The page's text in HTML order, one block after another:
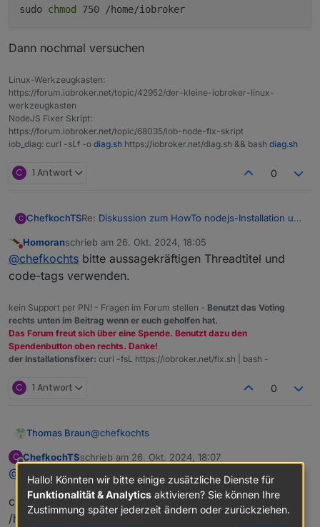
Ich wollte von 18.20.4 auf 20.18.0 kommen.
Thorsten
benutzt die Code Tags Funktion ->
Hiergehts zur Hilfe.
sudo chmod 750 /home/iobroker
Dann nochmal versuchen
Linux-Werkzeugkasten:
https://forum.iobroker.net/topic/42952/der-kleine-iobroker-linux-
werkzeugkasten
NodeJS Fixer Skript:
https://forum.iobroker.net/topic/68035/iob-node-fix-skript
iob_diag: curl -sLf -o diag.sh https://iobroker.net/diag.sh && bash diag.sh
C 1 Antwort 0
C ChefkochTSRe: Diskussion zum HowTo nodejs-Installation und
Ich habe das update mit iob nodejs-update
probiert und bekomme folgende Meldung:
chefkochts@iobroker:~$ iob nodejs-update
Was muss ich tun das es funktioniert?
Gruß
Thorsten
Mod-Edit: Code/Log in Code Tags gepackt. Bitte
benutzt die Code Tags Funktion -> </>
Nicht stören
Homoranschrieb am 26. Okt. 2024, 18:05
zuletzt editiert von
@chefkochts bitte aussagekräftigen Threadtitel und
code-tags verwenden.
kein Support per PN! - Fragen im Forum stellen - Benutzt das Voting
rechts unten im Beitrag wenn er euch geholfen hat.
Das Forum freut sich über eine Spende. Benutzt dazu den
Spendenbutton oben rechts. Danke!
der Installationsfixer: curl -fsL https://iobroker.net/fix.sh | bash -
C 1 Antwort 0
Thomas Braun@chefkochts
Dann nochmal versuchen
C
Offline
ChefkochTSschrieb am 26. Okt. 2024, 18:07
zuletzt editiert von
@ thomas-braun
hat nichts gebracht
chefkochts@iobroker:~$ sudo chmod 750
/home/iobroker
Hallo! Könnten wir bitte einige zusätzliche Dienste für
Funktionalität & Analytics aktivieren? Sie können Ihre
Zustimmung später jederzeit ändern oder zurückziehen.